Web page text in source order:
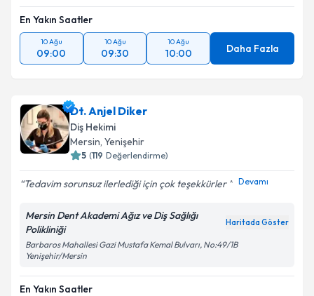
En Yakın Saatler
10 Ağu
09:00
10 Ağu
09:30
10 Ağu
10:00 Daha Fazla
Dt. Anjel Diker
Diş Hekimi
Mersin, Yenişehir
5 (119 Değerlendirme)
Tedavim sorunsuz ilerlediği için çok teşekkürler Devamı
Mersin Dent Akademi Ağız ve Diş Sağlığı
Polikliniği
Haritada Göster
Barbaros Mahallesi Gazi Mustafa Kemal Bulvarı, No:49/1B
Yenişehir/Mersin
En Yakın Saatler